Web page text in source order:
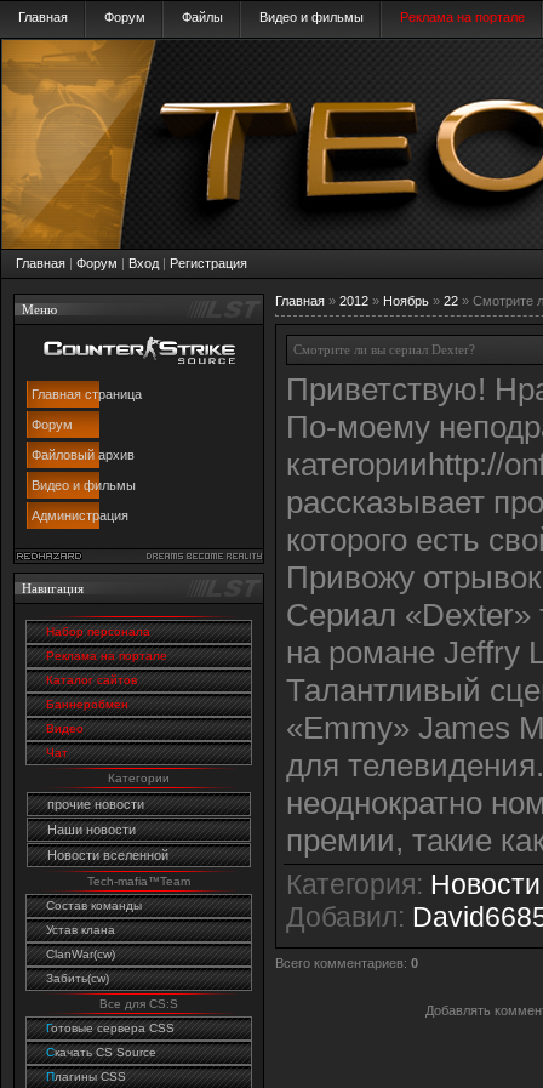
Главная Форум Файлы Видео и фильмы Реклама на портале
Главная | Форум | Вход | Регистрация
Меню
Главная страница
Форум
Файловый архив
Видео и фильмы
Администрация
Навигация
Набор персонала
Реклама на портале
Каталог сайтов
Баннеробмен
Видео
Чат
Категории
прочие новости
Наши новости
Новости вселенной
Tech-mafia™Team
Состав команды
Устав клана
ClanWar(cw)
Забить(cw)
Все для CS:S
Готовые сервера CSS
Cкачать CS Source
Плагины CSS
Главная » 2012 » Ноябрь » 22 » Смотрите
Смотрите ли вы сериал Dexter?
Приветствую!
По-моему
категорииhttp://
рассказывает
которого есть
Привожу
Сериал «Dexter»
на романе Jeffry
Талантливый
«Emmy» James
для
неоднократно
премии, такие
Категория:
Добавил:
Всего комментариев: 0
Добавлять